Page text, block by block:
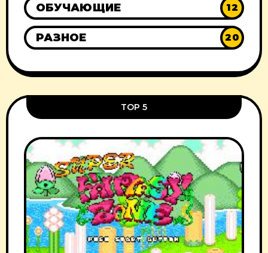
ОБУЧАЮЩИЕ 12
РАЗНОЕ 20
TOP 5